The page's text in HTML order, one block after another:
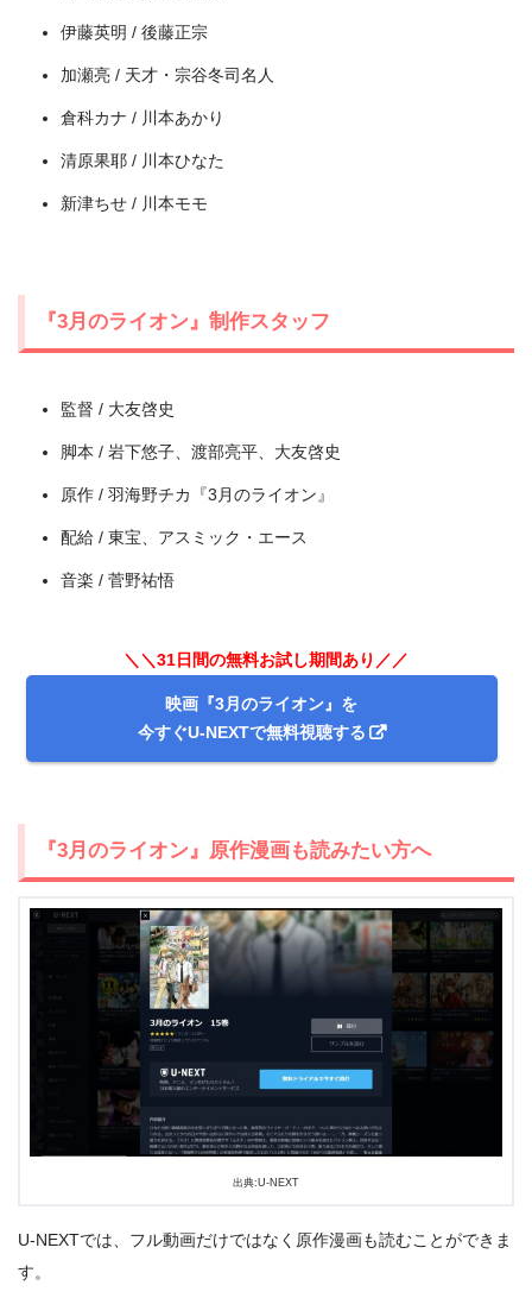
出典:U-NEXT
＼＼31日間無料!!お試し解約もOK／／
今すぐ無料でU-NEXTで見る
伊藤英明 / 後藤正宗
加瀬亮 / 天才・宗谷冬司名人
倉科カナ / 川本あかり
清原果耶 / 川本ひなた
新津ちせ / 川本モモ
『3月のライオン』制作スタッフ
監督 / 大友啓史
脚本 / 岩下悠子、渡部亮平、大友啓史
原作 / 羽海野チカ『3月のライオン』
配給 / 東宝、アスミック・エース
音楽 / 菅野祐悟
＼＼31日間の無料お試し期間あり／／
映画『3月のライオン』を
今すぐU-NEXTで無料視聴する
『3月のライオン』原作漫画も読みたい方へ
出典:U-NEXT
U-NEXTでは、フル動画だけではなく原作漫画も読むことができま
す。